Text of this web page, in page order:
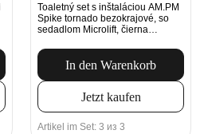
Toaletný set s inštaláciou AM.PM
Spike tornado bezokrajové, so
sedadlom Microlift, čierna
splachovanie
In den Warenkorb
Jetzt kaufen
Artikel im Set: 3 из 3